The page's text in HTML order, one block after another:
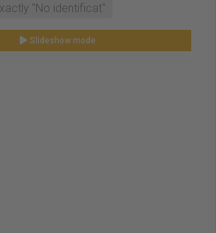
"No identificat"
Slideshow mode